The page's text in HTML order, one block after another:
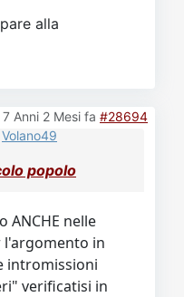
alla
7 Anni 2 Mesi fa #28694
Volano49
popolo
ANCHE nelle
l'argomento in
intromissioni
verificatisi in